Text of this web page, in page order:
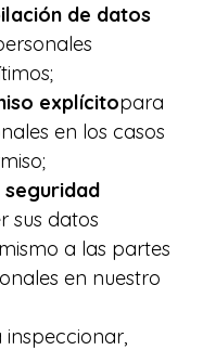
de datos
explícitopara
en los casos
seguridad
sus datos
a las partes
en nuestro